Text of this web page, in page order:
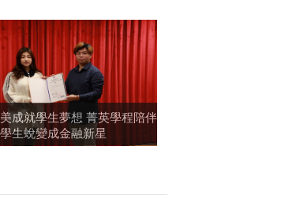
成就學生夢想 菁英學程陪伴
生蛻變成金融新星